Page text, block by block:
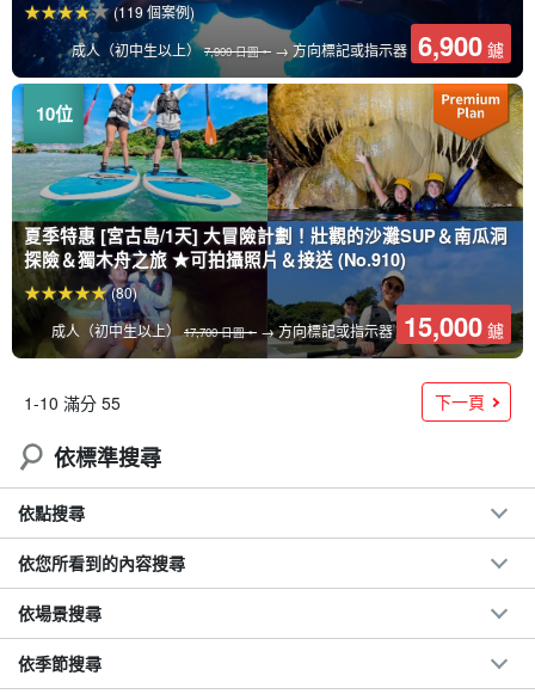
成人（初中生以上）7,900 日圓。 → 方向標記或指示器 6,900 鑢
(119 個案例)
夏季特惠 [宮古島/1天] 大冒險計劃！壯觀的沙灘SUP＆南瓜洞
探險＆獨木舟之旅 ★可拍攝照片＆接送 (No.910)
成人（初中生以上）17,700 日圓。 → 方向標記或指示器 15,000 鑢
(80)
1-10 滿分 55 下一頁
依標準搜尋
依點搜尋
依您所看到的內容搜尋
依場景搜尋
依季節搜尋